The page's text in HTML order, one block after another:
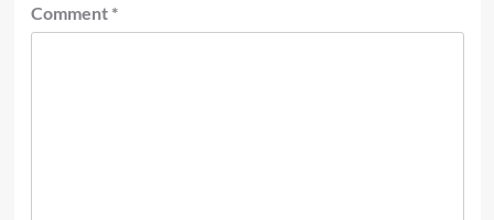
Comment *